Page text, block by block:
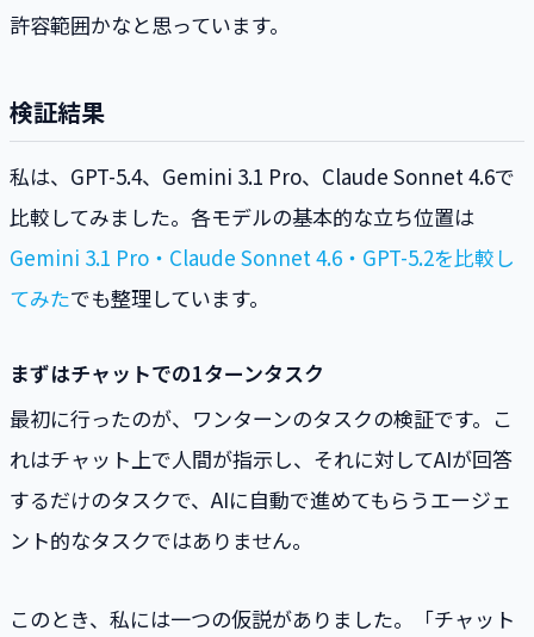
許容範囲かなと思っています。
検証結果
私は、GPT-5.4、Gemini 3.1 Pro、Claude Sonnet 4.6で
比較してみました。各モデルの基本的な立ち位置は
Gemini 3.1 Pro・Claude Sonnet 4.6・GPT-5.2を比較し
てみたでも整理しています。
まずはチャットでの1ターンタスク
最初に行ったのが、ワンターンのタスクの検証です。こ
れはチャット上で人間が指示し、それに対してAIが回答
するだけのタスクで、AIに自動で進めてもらうエージェ
ント的なタスクではありません。
このとき、私には一つの仮説がありました。「チャット